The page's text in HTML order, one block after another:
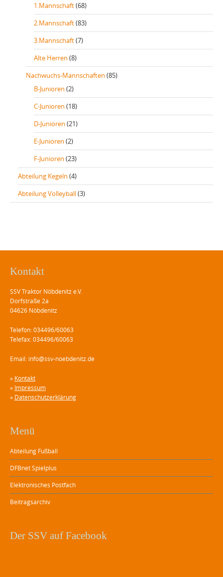
1.Mannschaft(68)
2.Mannschaft(83)
3.Mannschaft(7)
Alte Herren (8)
Nachwuchs-Mannschaften (85)
B-Junioren (2)
C-Junioren (18)
D-Junioren (21)
E-Junioren (2)
F-Junioren (23)
Abteilung Kegeln (4)
Abteilung Volleyball(3)
Kontakt
SSV Traktor Nöbdenitz e.V.
Dorfstraße 2a
04626 Nöbdenitz
Telefon: 034496/60063
Telefax: 034496/60063
Email: info@ssv-noebdenitz.de
» Kontakt
» Impressum
» Datenschutzerklärung
Menü
Abteilung Fußball
DFBnet Spielplus
Elektronisches Postfach
Beitragsarchiv
Der SSV auf Facebook